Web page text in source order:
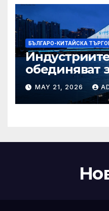
БЪЛГАРО-КИТАЙСКА
обединяват
културния и
MAY 21, 2026